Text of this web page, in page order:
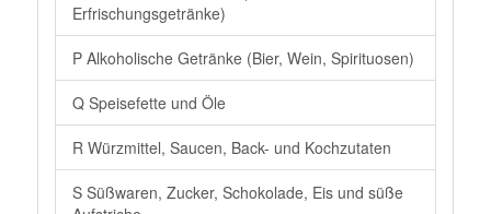
Erfrischungsgetränke)
P Alkoholische Getränke (Bier, Wein, Spirituosen)
Q Speisefette und Öle
R Würzmittel, Saucen, Back- und Kochzutaten
S Süßwaren, Zucker, Schokolade, Eis und süße